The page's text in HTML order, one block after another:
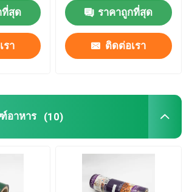
ร์ม
ลาสติก
กำหนดเอง
ที่สุด
รา
ราคาถูกที่สุด
ติดต่อเรา
อาหาร (10)